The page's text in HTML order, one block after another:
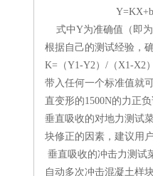
Y=KX+b
式中Y为准确值（即为
根据自己的测试经验，
K=（Y1-Y2）/（X1-X2
带入任何一个标准值就
直变形的1500N的力正
垂直吸收的对地力测试
块修正的因素，建议用
垂直吸收的冲击力测试
自动多次冲击混凝土样